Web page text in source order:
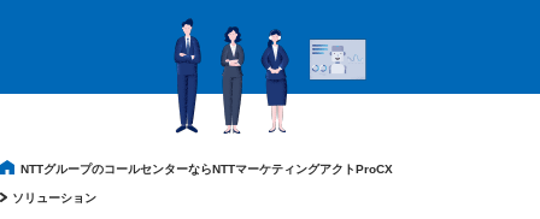
NTTグループのコールセンターならNTTマーケティングアクトProCX
ソリューション